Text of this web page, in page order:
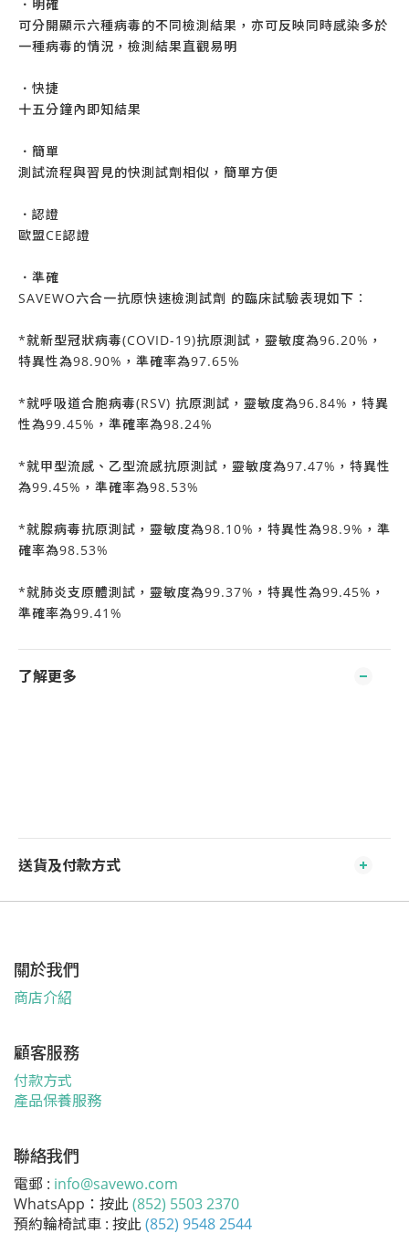
．明確
可分開顯示六種病毒的不同檢測結果，亦可反映同時感染多於
一種病毒的情況，檢測結果直觀易明
．快捷
十五分鐘內即知結果
．簡單
測試流程與習見的快測試劑相似，簡單方便
．認證
歐盟CE認證
．準確
SAVEWO六合一抗原快速檢測試劑 的臨床試驗表現如下︰
*就新型冠狀病毒(COVID-19)抗原測試，靈敏度為96.20%，
特異性為98.90%，準確率為97.65%
*就呼吸道合胞病毒(RSV) 抗原測試，靈敏度為96.84%，特異
性為99.45%，準確率為98.24%
*就甲型流感、乙型流感抗原測試，靈敏度為97.47%，特異性
為99.45%，準確率為98.53%
*就腺病毒抗原測試，靈敏度為98.10%，特異性為98.9%，準
確率為98.53%
*就肺炎支原體測試，靈敏度為99.37%，特異性為99.45%，
準確率為99.41%
了解更多
送貨及付款方式
關於我們
商店介紹
顧客服務
付款方式
產品保養服務
聯絡我們
電郵 : info@savewo.com
WhatsApp：按此 (852) 5503 2370
預約輪椅試車 : 按此 (852) 9548 2544